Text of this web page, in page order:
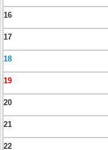
16
17
18
19
20
21
22